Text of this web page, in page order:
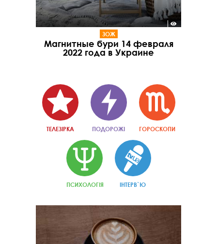
ЗОЖ
Магнитные бури 14 февраля
2022 года в Украине
ТЕЛЕЗІРКА ПОДОРОЖІ ГОРОСКОПИ
ПСИХОЛОГІЯ ІНТЕРВ`Ю